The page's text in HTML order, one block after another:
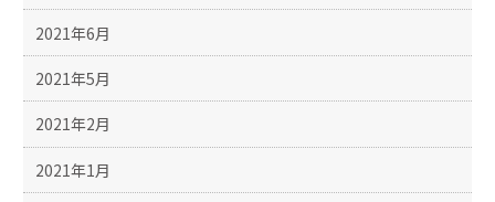
2021年6月
2021年5月
2021年2月
2021年1月